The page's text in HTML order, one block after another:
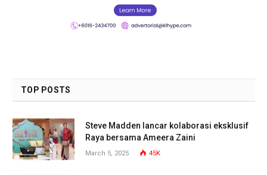
TOP POSTS
Steve Madden lancar kolaborasi eksklusif
Raya bersama Ameera Zaini
March 5, 2025 45K